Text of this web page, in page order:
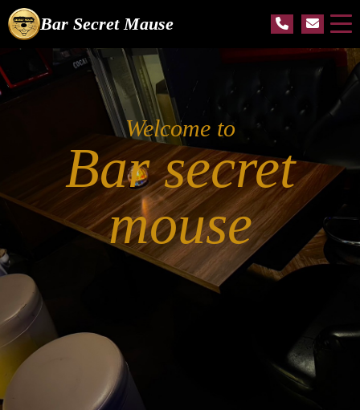
Bar Secret Mause
Welcome to
Bar secret
mouse